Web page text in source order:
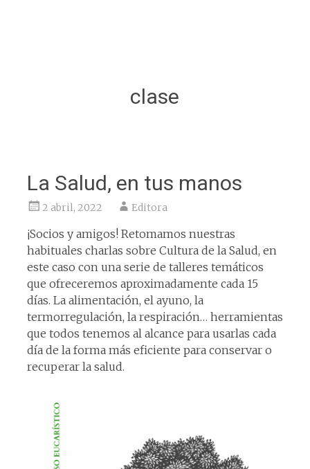
clase
La Salud, en tus manos
2 abril, 2022 Editora
¡Socios y amigos! Retomamos nuestras
habituales charlas sobre Cultura de la Salud, en
este caso con una serie de talleres temáticos
que ofreceremos aproximadamente cada 15
días. La alimentación, el ayuno, la
termorregulación, la respiración… herramientas
que todos tenemos al alcance para usarlas cada
día de la forma más eficiente para conservar o
recuperar la salud.